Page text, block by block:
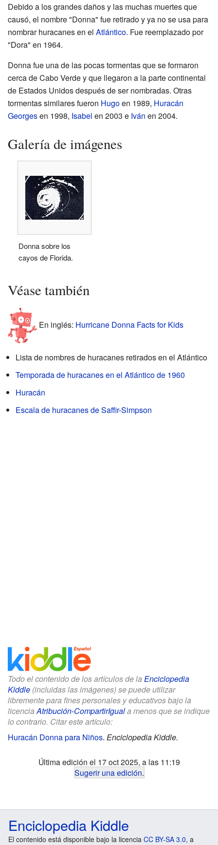
Debido a los grandes daños y las muchas muertes que
causó, el nombre "Donna" fue retirado y ya no se usa para
nombrar huracanes en el Atlántico. Fue reemplazado por
"Dora" en 1964.
Donna fue una de las pocas tormentas que se formaron
cerca de Cabo Verde y que llegaron a la parte continental
de Estados Unidos después de ser nombradas. Otras
tormentas similares fueron Hugoen 1989, Huracán
Georgesen 1998, Isabel en 2003 e Iván en 2004.
Galería de imágenes
Donna sobre los
cayos de Florida.
Véase también
En inglés: Hurricane Donna Facts for Kids
Lista de nombres de huracanes retirados en el Atlántico
Temporada de huracanes en el Atlántico de 1960
Huracán
Escala de huracanes de Saffir-Simpson
Todo el contenido de los artículos de la Enciclopedia
Kiddle (incluidas las imágenes) se puede utilizar
libremente para fines personales y educativos bajo la
licenciaAtribución-CompartirIguala menos que se indique
lo contrario. Citar este artículo:
Huracán Donna para Niños. Enciclopedia Kiddle.
Última edición el 17 oct 2025, a las 11:19
Sugerir una edición.
Enciclopedia Kiddle
El contenido está disponible bajo la licencia CC BY-SA 3.0, a